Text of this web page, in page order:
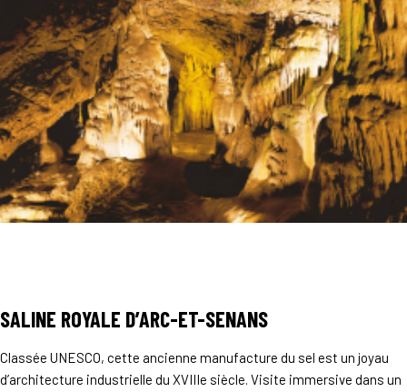
SALINE ROYALE D’ARC-ET-SENANS
Classée UNESCO, cette ancienne manufacture du sel est un joyau
d’architecture industrielle du XVIIIe siècle. Visite immersive dans un